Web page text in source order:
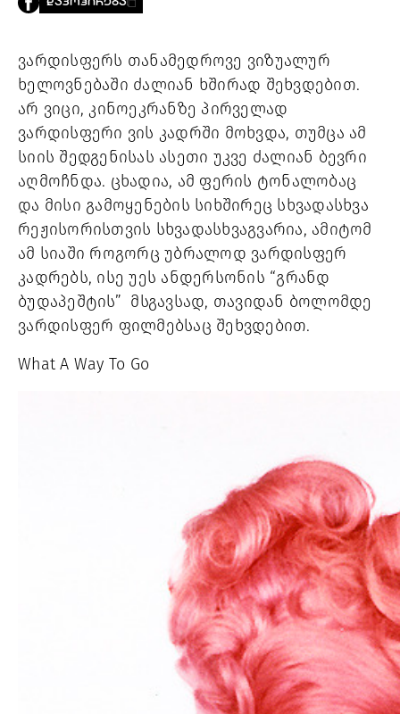
PROJECTS
LIBRARY
SHOP
ᲒᲐᲛᲝᲒᲕᲧᲔᲕᲘ
ᲙᲝᲜᲢᲐᲥᲢᲘ
INFO@HAMMOCKMAGAZINE.GE
ᲩᲕᲔᲜ
ᲨᲔᲡᲐᲮᲔᲑ
STUDIO
ვარდისფერს თანამედროვე ვიზუალურ
ხელოვნებაში ძალიან ხშირად შეხვდებით.
არ ვიცი, კინოეკრანზე პირველად
ვარდისფერი ვის კადრში მოხვდა, თუმცა ამ
სიის შედგენისას ასეთი უკვე ძალიან ბევრი
აღმოჩნდა. ცხადია, ამ ფერის ტონალობაც
და მისი გამოყენების სიხშირეც სხვადასხვა
რეჟისორისთვის სხვადასხვაგვარია, ამიტომ
ამ სიაში როგორც უბრალოდ ვარდისფერ
კადრებს, ისე უეს ანდერსონის “გრანდ
ბუდაპეშტის”  მსგავსად, თავიდან ბოლომდე
ვარდისფერ ფილმებსაც შეხვდებით.
What A Way To Go